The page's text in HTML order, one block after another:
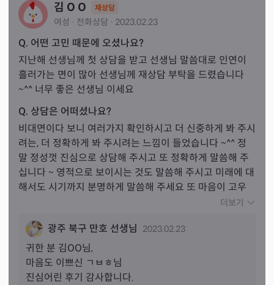
김 O O 재상담
여성 · 전화상담 · 2023.02.23
Q. 어떤 고민 때문에 오셨나요?
지난해 선생님께 첫 상담을 받고 선생님 말씀대로 인연이
흘러가는 면이 많아 선생님께 재상담 부탁을 드렸습니다
~^^ 너무 좋은 선생님 이세요
Q. 상담은 어떠셨나요?
비대면이다 보니 여러가지 확인하시고 더 신중하게 봐 주시
려는, 더 정확하게 봐 주시려는 느낌이 들었습니다 ~^^ 정
말 정성껏 진심으로 상담해 주시고 또 정확하게 말씀해 주
십니다 ~ 영적으로 보이시는 것도 말씀해 주시고 미래에 대
해서도 시기까지 분명하게 말씀해 주세요 또 마음이 고우
신 분이라는 것이 곳곳에 느껴질 정도로 배려깊게 인격적으
어투나 방식이 배려깊으세요👍) 좋은 분과 다시 상담 받아
밤에 완전 꿀잠으로 숙면했습니다 😊
더보기
광주 북구 만호 선생님 2023.02.23
귀한 분 김OO님,
마음도 이쁘신 ㄱㅂㅎ님
진심어린 후기 감사합니다.